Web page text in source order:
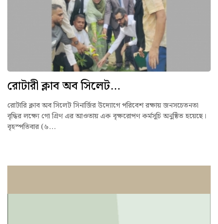
রোটারী ক্লাব অব সিলেট...
রোটারি ক্লাব অব সিলেট সিনার্জির উদ্যোগে পরিবেশ রক্ষায় জনসচেতনতা
বৃদ্ধির লক্ষ্যে গো গ্রিণ এর আওতায় এক বৃক্ষরোপণ কর্মসূচি অনুষ্ঠিত হয়েছে।
বৃহস্পতিবার (৬...